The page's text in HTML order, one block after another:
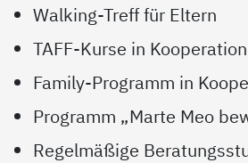
Walking-Treff für Eltern
TAFF-Kurse in
Family-Programm in
Programm „Marte Meo
Regelmäßige